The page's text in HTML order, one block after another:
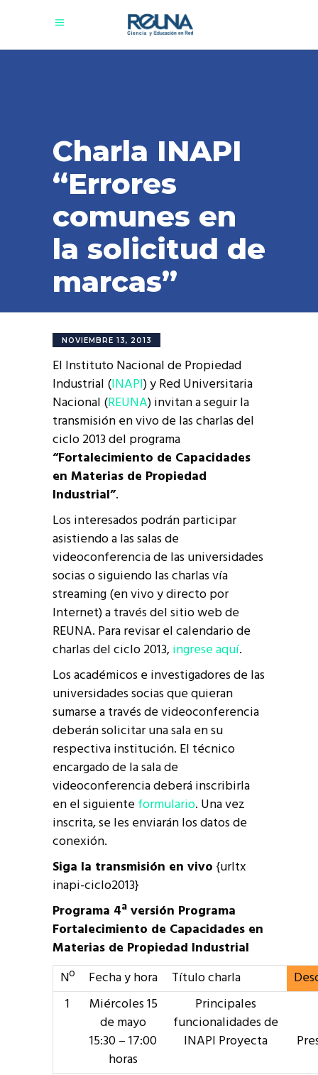
Charla INAPI
“Errores
comunes en
la solicitud de
marcas”
NOVIEMBRE 13, 2013
El Instituto Nacional de Propiedad
Industrial (INAPI) y Red Universitaria
Nacional (REUNA) invitan a seguir la
transmisión en vivo de las charlas del
ciclo 2013 del programa
“Fortalecimiento de Capacidades
en Materias de Propiedad
Industrial”.
Los interesados podrán participar
asistiendo a las salas de
videoconferencia de las universidades
socias o siguiendo las charlas vía
streaming (en vivo y directo por
Internet) a través del sitio web de
REUNA. Para revisar el calendario de
charlas del ciclo 2013,ingrese aquí.
Los académicos e investigadores de las
universidades socias que quieran
sumarse a través de videoconferencia
deberán solicitar una sala en su
respectiva institución. El técnico
encargado de la sala de
videoconferencia deberá inscribirla
en el siguienteformulario. Una vez
inscrita, se les enviarán los datos de
conexión.
Siga la transmisión en vivo {urltx
inapi-ciclo2013}
Programa 4ª versión Programa
Fortalecimiento de Capacidades en
Materias de Propiedad Industrial
Nº
Fecha y hora Título charla
1
Miércoles 15
de mayo
15:30 – 17:00
horas
Principales
funcionalidades de
INAPI Proyecta